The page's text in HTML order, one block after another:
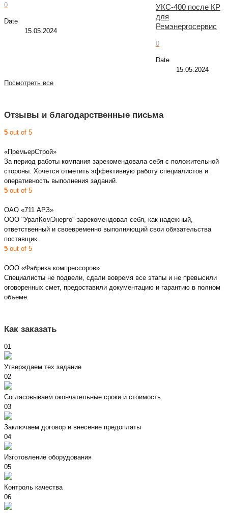
0
Date
15.05.2024
УКС-400 после КР
для
Ремэнергосервис
0
Date
15.05.2024
Посмотреть все
Отзывы и благодарственные письма
5 out of 5
«ПремьерСтрой»
За период работы компания зарекомендовала себя с положительной
стороны. Хочется отметить эффективную работу специалистов и
оперативность выполнения заданий.
5 out of 5
ОАО «711 АРЗ»
ООО "УралКомЭнерго" зарекомендовал себя, как надежный,
ответственный и своевременно выполняющий свои обязательства
поставщик.
5 out of 5
ООО «Фабрика компрессоров»
Специалисты не подвели, сдали вовремя все этапы и не превысили
оговоренных смет, предоставили документацию и гарантию в полном
объеме.
Как заказать
01
Утверждаем тех задание
02
Согласовываем окончательные сроки и стоимость
03
Заключаем договор и внесение предоплаты
04
Изготовление оборудования
05
Контроль качества
06